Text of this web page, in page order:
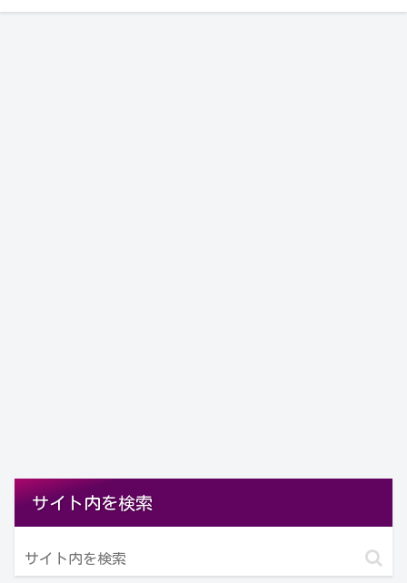
サイト内を検索